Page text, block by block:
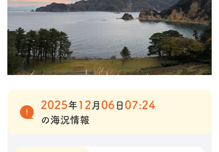
2025年 12 月 06 日 07:24
の海況情報